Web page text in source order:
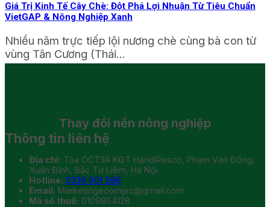
Giá Trị Kinh Tế Cây Chè: Đột Phá Lợi Nhuận Từ Tiêu Chuẩn
VietGAP & Nông Nghiệp Xanh
Nhiều năm trực tiếp lội nương chè cùng bà con từ
vùng Tân Cương (Thái...
Thay đổi nền nông nghiệp
Thông tin liên hệ
Địa chỉ: Tòa OCT3A KĐT HandiResco, Phạm Văn Đồng,
Xuân Đỉnh, Bắc Từ Liêm, Hà Nội
Hotline: 0336 001 586
Email: Marketingecomjsc@gmail.com
Mã số thuế: 0109864128